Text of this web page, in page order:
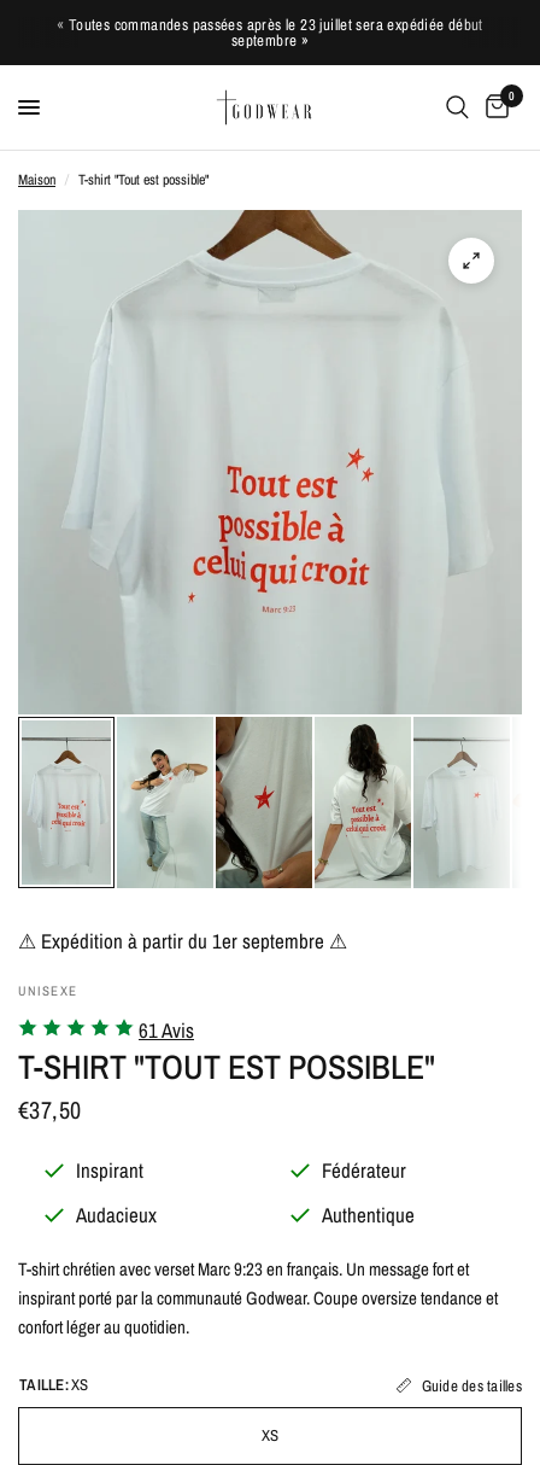
« Toutes commandes passées après le 23 juillet sera expédiée début
septembre »
0
Maison / T-shirt "Tout est possible"
⚠ Expédition à partir du 1er septembre ⚠
UNISEXE
61 Avis
T-SHIRT "TOUT EST POSSIBLE"
€37,50
Inspirant
Fédérateur
Audacieux
Authentique
T-shirt chrétien avec verset Marc 9:23 en français. Un message fort et
inspirant porté par la communauté Godwear. Coupe oversize tendance et
confort léger au quotidien.
TAILLE:XS Guide des tailles
XS